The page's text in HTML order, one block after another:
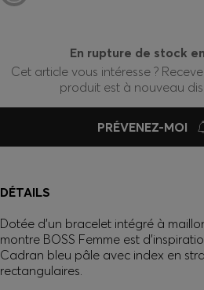
En rupture de stock
Cet article vous intéresse ?
produit est à nouveau
PRÉVENEZ-MOI
DÉTAILS
Dotée d’un bracelet intégré à
montre BOSS Femme est
Cadran bleu pâle avec index en
rectangulaires.